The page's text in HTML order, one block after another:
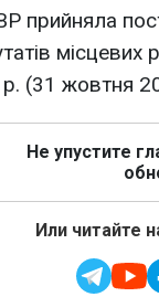
прийняла
місцевих
р. (31 жовтня
Не упустите
Или читайте